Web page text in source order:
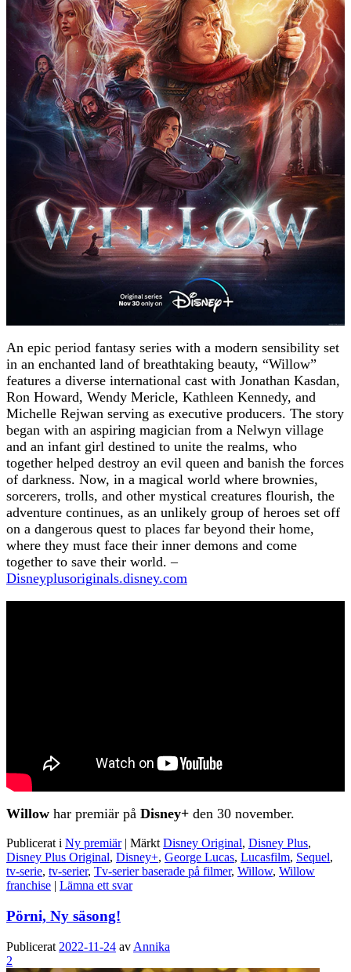
An epic period fantasy series with a modern sensibility set
in an enchanted land of breathtaking beauty, “Willow”
features a diverse international cast with Jonathan Kasdan,
Ron Howard, Wendy Mericle, Kathleen Kennedy, and
Michelle Rejwan serving as executive producers. The story
began with an aspiring magician from a Nelwyn village
and an infant girl destined to unite the realms, who
together helped destroy an evil queen and banish the forces
of darkness. Now, in a magical world where brownies,
sorcerers, trolls, and other mystical creatures flourish, the
adventure continues, as an unlikely group of heroes set off
on a dangerous quest to places far beyond their home,
where they must face their inner demons and come
together to save their world. –
Disneyplusoriginals.disney.com
Willow har premiär på Disney+ den 30 november.
Publicerat i Ny premiär Märkt Disney Original, Disney Plus,
Disney Plus Original, Disney+, George Lucas, Lucasfilm, Sequel,
tv-serie, tv-serier, Tv-serier baserade på filmer, Willow, Willow
franchise
Lämna ett svar
Pörni, Ny säsong!
Publicerat 2022-11-24 av Annika
2